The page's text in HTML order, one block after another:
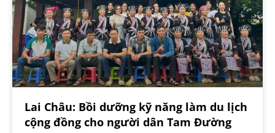
Lai Châu: Bồi dưỡng kỹ năng làm du lịch
cộng đồng cho người dân Tam Đường